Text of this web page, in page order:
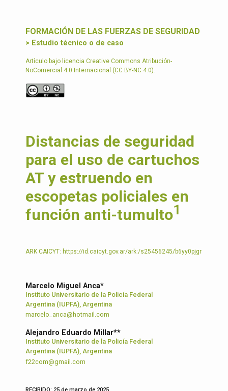
FORMACIÓN DE LAS FUERZAS DE SEGURIDAD
> Estudio técnico o de caso
Artículo bajo licencia Creative Commons Atribución-
NoComercial 4.0 Internacional (CC BY-NC 4.0).
Distancias de seguridad
para el uso de cartuchos
AT y estruendo en
escopetas policiales en
función anti-tumulto1
ARK CAICYT: https://id.caicyt.gov.ar/ark:/s25456245/b6yy0pjgr
Marcelo Miguel Anca*
Instituto Universitario de la Policía Federal
Argentina (IUPFA), Argentina
marcelo_anca@hotmail.com
Alejandro Eduardo Millar**
Instituto Universitario de la Policía Federal
Argentina (IUPFA), Argentina
f22com@gmail.com